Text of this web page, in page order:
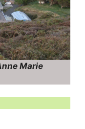
Marie